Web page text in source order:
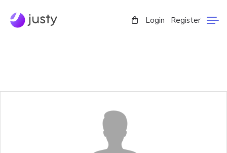
Login Register